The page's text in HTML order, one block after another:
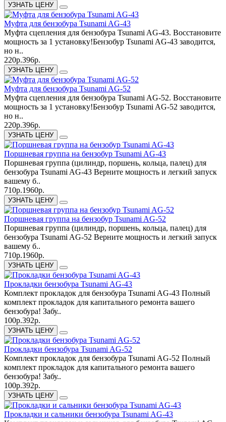
УЗНАТЬ ЦЕНУ
Муфта для бензобура Tsunami AG-43
Муфта сцепления для бензобура Tsunami AG-43. Восстановите
мощность за 1 установку!Бензобур Tsunami AG-43 заводится,
но н..
220р.396р.
УЗНАТЬ ЦЕНУ
Муфта для бензобура Tsunami AG-52
Муфта сцепления для бензобура Tsunami AG-52. Восстановите
мощность за 1 установку!Бензобур Tsunami AG-52 заводится,
но н..
220р.396р.
УЗНАТЬ ЦЕНУ
Поршневая группа на бензобур Tsunami AG-43
Поршневая группа (цилиндр, поршень, кольца, палец) для
бензобура Tsunami AG-43 Верните мощность и легкий запуск
вашему б..
710р.1960р.
УЗНАТЬ ЦЕНУ
Поршневая группа на бензобур Tsunami AG-52
Поршневая группа (цилиндр, поршень, кольца, палец) для
бензобура Tsunami AG-52 Верните мощность и легкий запуск
вашему б..
710р.1960р.
УЗНАТЬ ЦЕНУ
Прокладки бензобура Tsunami AG-43
Комплект прокладок для бензобура Tsunami AG-43 Полный
комплект прокладок для капитального ремонта вашего
бензобура! Забу..
100р.392р.
УЗНАТЬ ЦЕНУ
Прокладки бензобура Tsunami AG-52
Комплект прокладок для бензобура Tsunami AG-52 Полный
комплект прокладок для капитального ремонта вашего
бензобура! Забу..
100р.392р.
УЗНАТЬ ЦЕНУ
Прокладки и сальники бензобура Tsunami AG-43